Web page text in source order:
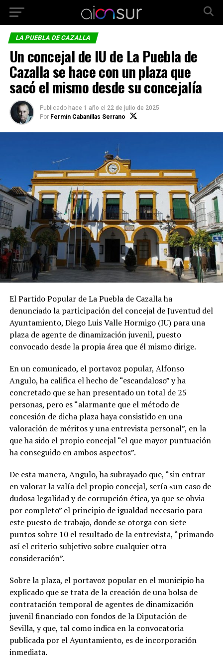
LA PUEBLA DE CAZALLA
Un concejal de IU de La Puebla de
Cazalla se hace con un plaza que
sacó el mismo desde su concejalía
Publicado hace 1 año el 22 de julio de 2025
Por Fermín Cabanillas Serrano
El Partido Popular de La Puebla de Cazalla ha
denunciado la participación del concejal de Juventud del
Ayuntamiento, Diego Luis Valle Hormigo (IU) para una
plaza de agente de dinamización juvenil, puesto
convocado desde la propia área que él mismo dirige.
En un comunicado, el portavoz popular, Alfonso
Angulo, ha califica el hecho de “escandaloso” y ha
concretado que se han presentado un total de 25
personas, pero es “alarmante que el método de
concesión de dicha plaza haya consistido en una
valoración de méritos y una entrevista personal”, en la
que ha sido el propio concejal “el que mayor puntuación
ha conseguido en ambos aspectos”.
De esta manera, Angulo, ha subrayado que, “sin entrar
en valorar la valía del propio concejal, sería «un caso de
dudosa legalidad y de corrupción ética, ya que se obvia
por completo” el principio de igualdad necesario para
este puesto de trabajo, donde se otorga con siete
puntos sobre 10 el resultado de la entrevista, “primando
así el criterio subjetivo sobre cualquier otra
consideración”.
Sobre la plaza, el portavoz popular en el municipio ha
explicado que se trata de la creación de una bolsa de
contratación temporal de agentes de dinamización
juvenil financiado con fondos de la Diputación de
Sevilla, y que, tal como indica en la convocatoria
publicada por el Ayuntamiento, es de incorporación
inmediata.